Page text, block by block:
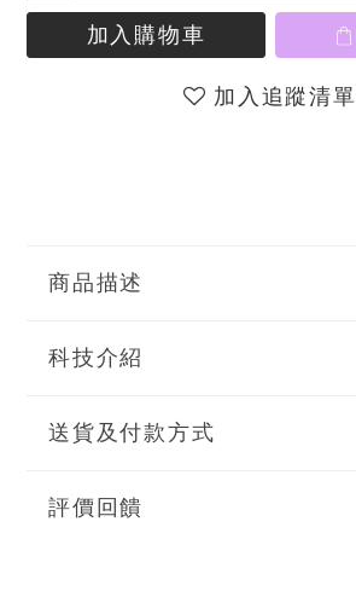
加入購物車
加入追蹤清單
商品描述
科技介紹
送貨及付款方式
評價回饋